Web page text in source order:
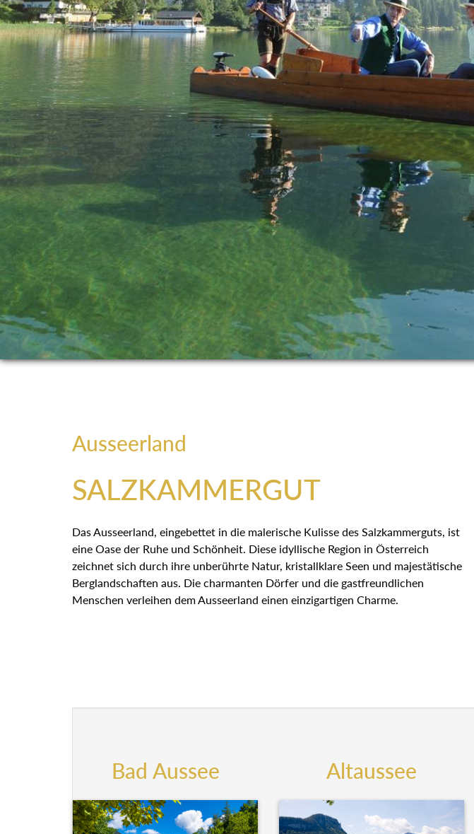
Ausseerland
SALZKAMMERGUT
Das Ausseerland, eingebettet in die malerische Kulisse des Salzkammerguts, ist
eine Oase der Ruhe und Schönheit. Diese idyllische Region in Österreich
zeichnet sich durch ihre unberührte Natur, kristallklare Seen und majestätische
Berglandschaften aus. Die charmanten Dörfer und die gastfreundlichen
Menschen verleihen dem Ausseerland einen einzigartigen Charme.
Bad Aussee Altaussee